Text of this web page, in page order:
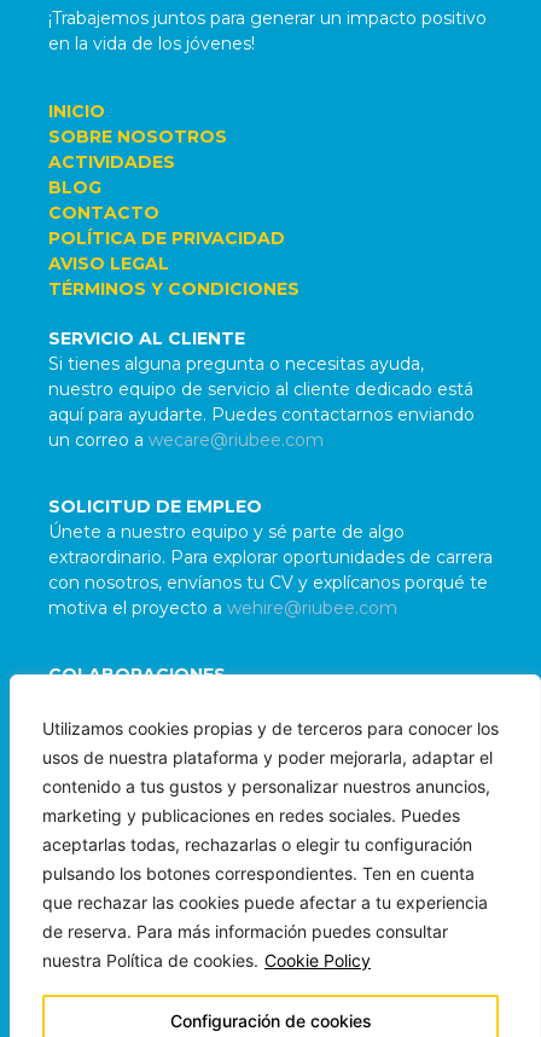
Utilizamos cookies propias y de terceros para conocer los
usos de nuestra plataforma y poder mejorarla, adaptar el
contenido a tus gustos y personalizar nuestros anuncios,
marketing y publicaciones en redes sociales. Puedes
aceptarlas todas, rechazarlas o elegir tu configuración
pulsando los botones correspondientes. Ten en cuenta
que rechazar las cookies puede afectar a tu experiencia
de reserva. Para más información puedes consultar
nuestra Política de cookies. Cookie Policy
Configuración de cookies
COLABORACIONES
Damos la bienvenida a colaboraciones con
organizaciones e individuos alineados con nuestra
misión. Para evaluar posibles sinergias, contáctanos
wepartner@riubee.com
SOLICITUD DE EMPLEO
Únete a nuestro equipo y sé parte de algo
extraordinario. Para explorar oportunidades de carrera
con nosotros, envíanos tu CV y explícanos porqué te
motiva el proyecto a wehire@riubee.com
SERVICIO AL CLIENTE
Si tienes alguna pregunta o necesitas ayuda,
nuestro equipo de servicio al cliente dedicado está
aquí para ayudarte. Puedes contactarnos enviando
un correo a wecare@riubee.com
INICIO
SOBRE NOSOTROS
ACTIVIDADES
BLOG
CONTACTO
POLÍTICA DE PRIVACIDAD
AVISO LEGAL
TÉRMINOS Y CONDICIONES
¡Trabajemos juntos para generar un impacto positivo
en la vida de los jóvenes!
Copyright © 2024 Beeloha Ops LLC
Todos los Derechos Reservados